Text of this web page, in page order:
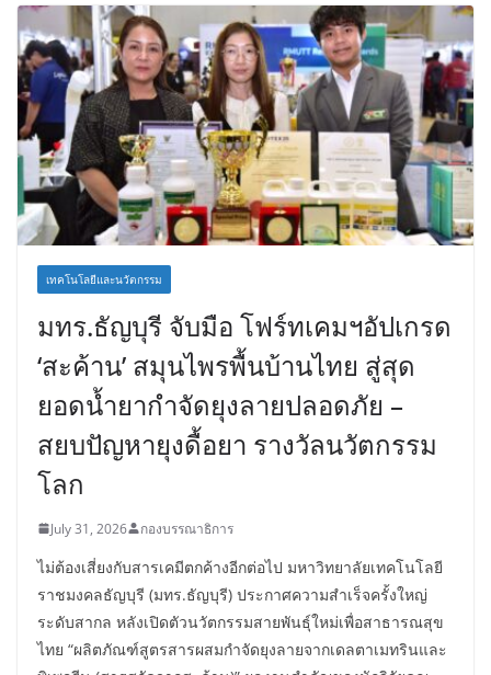
เทคโนโลยีและนวัตกรรม
มทร.ธัญบุรี จับมือ โฟร์ทเคมฯอัปเกรด
‘สะค้าน’ สมุนไพรพื้นบ้านไทย สู่สุด
ยอดน้ำยากำจัดยุงลายปลอดภัย –
สยบปัญหายุงดื้อยา รางวัลนวัตกรรม
โลก
July 31, 2026 กองบรรณาธิการ
ไม่ต้องเสี่ยงกับสารเคมีตกค้างอีกต่อไป มหาวิทยาลัยเทคโนโลยี
ราชมงคลธัญบุรี (มทร.ธัญบุรี) ประกาศความสำเร็จครั้งใหญ่
ระดับสากล หลังเปิดตัวนวัตกรรมสายพันธุ์ใหม่เพื่อสาธารณสุข
ไทย “ผลิตภัณฑ์สูตรสารผสมกำจัดยุงลายจากเดลตาเมทรินและ